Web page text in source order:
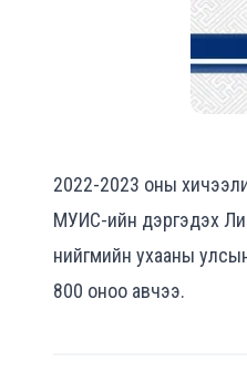
2022-2023 оны
МУИС-ийн дэргэдэх
нийгмийн ухааны
800 оноо авчээ.